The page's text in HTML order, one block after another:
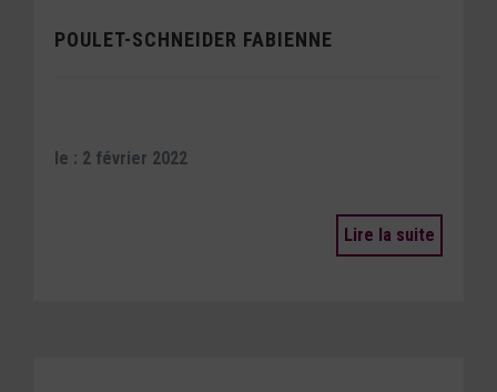
POULET-SCHNEIDER FABIENNE
le : 2 février 2022
Lire la suite